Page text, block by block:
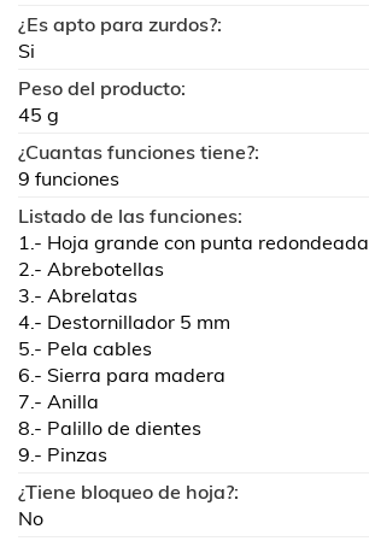
¿Es apto para zurdos?:
Si
Peso del producto:
45 g
¿Cuantas funciones tiene?:
9 funciones
Listado de las funciones:
1.- Hoja grande con punta redondeada
2.- Abrebotellas
3.- Abrelatas
4.- Destornillador 5 mm
5.- Pela cables
6.- Sierra para madera
7.- Anilla
8.- Palillo de dientes
9.- Pinzas
¿Tiene bloqueo de hoja?:
No